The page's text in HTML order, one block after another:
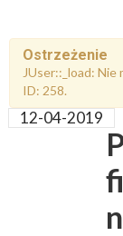
Ostrzeżenie
JUser::_load: Nie
ID: 258.
12-04-2019